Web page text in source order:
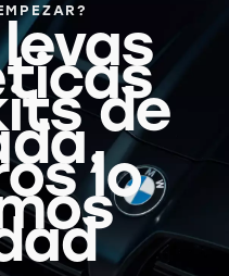
de
lo